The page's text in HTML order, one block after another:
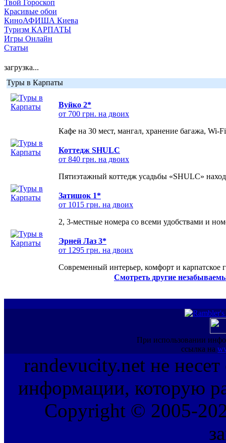
Твой Гороскоп
Красивые обои
КиноАФИША Киева
Туризм КАРПАТЫ
Игры Онлайн
Статьи
загрузка...
Туры в Карпаты
Вуйко 2*
от 700 грн. на двоих
Кафе на 30 мест, мангал, хранение багажа, Wi-
Коттедж SHULC
от 840 грн. на двоих
Пятиэтажный коттедж усадьбы «SHULC»
Затишок 1*
от 1015 грн. на двоих
2, 3-местные номера со всеми удобствами и
Эрней Лаз 3*
от 1295 грн. на двоих
Современный интерьер, комфорт и карпатское
Смотреть другие
При использовании
ссылка на
randevucity.net не несет
информации, которую
Copyright © 2005-